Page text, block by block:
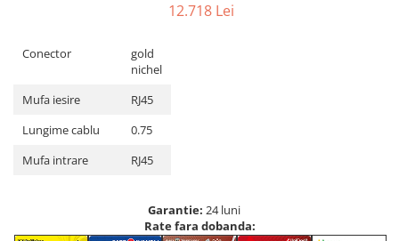
12.718 Lei
Conector
gold
nichel
Mufa iesire
RJ45
Lungime cablu
0.75
Mufa intrare
RJ45
Garantie: 24 luni
Rate fara dobanda: